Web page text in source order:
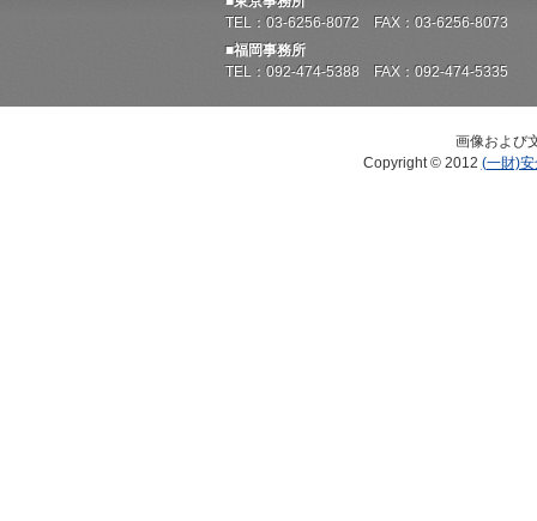
TEL：03-6256-8072 FAX：03-6256-8073
■福岡事務所
TEL：092-474-5388 FAX：092-474-5335
画像および
Copyright © 2012 (一財)